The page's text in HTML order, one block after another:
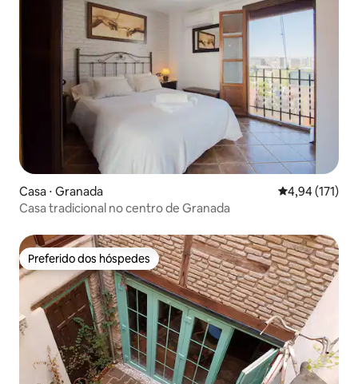
Casa ⋅ Granada 4,94 de uma
4,94 (171)
Casa tradicional no centro de Granada
Preferido dos hóspedes
Preferido dos hóspedes